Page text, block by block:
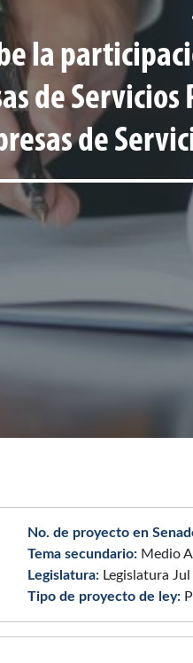
la
de
de
No. de proyecto en
Tema secundario: Medio
Legislatura: Legislatura
Tipo de proyecto de ley: